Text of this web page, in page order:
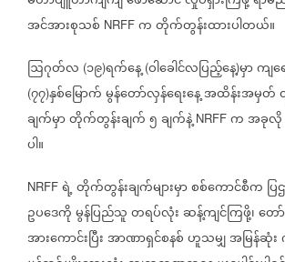
အင်အားစုသစ် NRFF ကတိုက်တွန်းထားပါတယ်။
ဩဂုတ်လ (၁၉)ရက်နေ့ (ဝါခေါင်လပြည့်နေ့)မှာကျ
(၇၇)နှစ်မြောက်မွန်တော်လှန်ရေးနေ့အထိန်းအမှတ်
ချက်မှာတိုက်တွန်းချက်၅ချက်နဲ့ NRFF ကအခုလို
ပါ။
NRFF ရဲ့တိုက်တွန်းချက်များမှာစစ်ကောင်စီက ပ
ဥပဒေကိုမွန်ပြည်သူတရပ်လုံးဆန့်ကျင်ကြဖို့၊တေ
အားကောင်းပြီးအာဏာရှင်စနစ်ဟူသမျှအမြန်ဆုံး